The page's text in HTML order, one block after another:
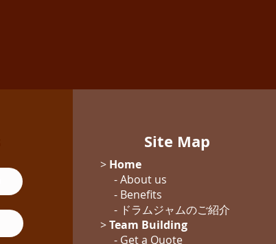
Site Map
> Home
- About us
- Benefits
- ドラムジャムのご紹介
>Team Building
- Get a Quote